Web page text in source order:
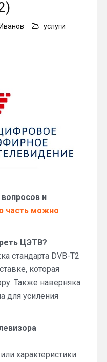
услуги
вопросах
и
часть можно
ЦЭТВ?
стандарта DVB-T2
которая
Также наверняка
для усиления
характеристики.